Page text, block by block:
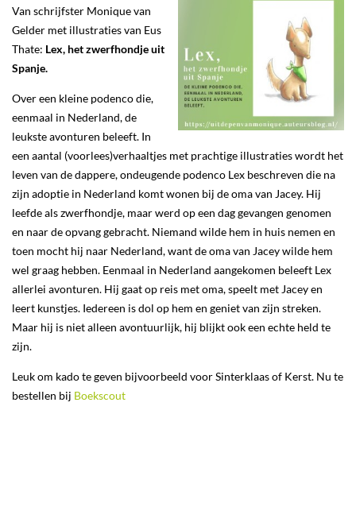
Van schrijfster Monique van
Gelder met illustraties van Eus
Thate: Lex, het zwerfhondje uit
Spanje.
Over een kleine podenco die,
eenmaal in Nederland, de
leukste avonturen beleeft. In
een aantal (voorlees)verhaaltjes met prachtige illustraties wordt het
leven van de dappere, ondeugende podenco Lex beschreven die na
zijn adoptie in Nederland komt wonen bij de oma van Jacey. Hij
leefde als zwerfhondje, maar werd op een dag gevangen genomen
en naar de opvang gebracht. Niemand wilde hem in huis nemen en
toen mocht hij naar Nederland, want de oma van Jacey wilde hem
wel graag hebben. Eenmaal in Nederland aangekomen beleeft Lex
allerlei avonturen. Hij gaat op reis met oma, speelt met Jacey en
leert kunstjes. Iedereen is dol op hem en geniet van zijn streken.
Maar hij is niet alleen avontuurlijk, hij blijkt ook een echte held te
zijn.
Leuk om kado te geven bijvoorbeeld voor Sinterklaas of Kerst. Nu te
bestellen bij Boekscout